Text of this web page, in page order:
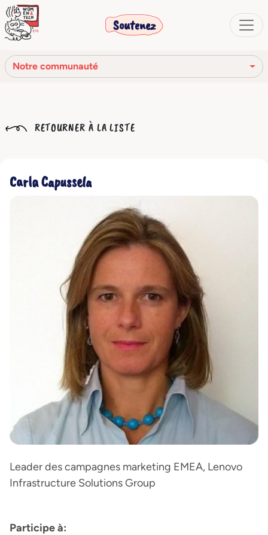
Soutenez
Notre communauté
Notre histoire
Notre communauté
Les organes sociaux
Code Éthique
RETOURNER À LA LISTE
Carla Capussela
Leader des campagnes marketing EMEA, Lenovo
Infrastructure Solutions Group
Participe à: